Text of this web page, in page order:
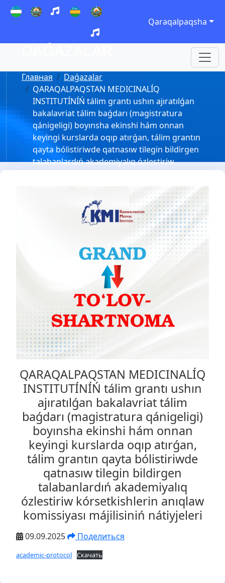
Qaraqalpaqsha
Главная
Daǵazalar
QARAQALPAQSTAN MEDICINALÍQ
INSTITUTÍNÍŃ tálim grantı ushın ajıratılǵan
bakalavriat tálim baǵdarı (magistratura
qánigeligi) boyınsha ekinshi hám onnan
keyingi kurslarda oqıp atırǵan, tálim grantın
qayta bólistiriwde qatnasıw tilegin bildirgen
talabanlardıń akademiyalıq ózlestiriw
kórsetkishlerin anıqlaw komissiyası
QARAQALPAQSTAN MEDICINALÍQ
INSTITUTÍNÍŃ tálim grantı ushın
ajıratılǵan bakalavriat tálim
baǵdarı (magistratura qánigeligi)
boyınsha ekinshi hám onnan
keyingi kurslarda oqıp atırǵan,
tálim grantın qayta bólistiriwde
qatnasıw tilegin bildirgen
talabanlardıń akademiyalıq
ózlestiriw kórsetkishlerin anıqlaw
komissiyası májilisiniń nátiyjeleri
09.09.2025 Поделиться
academic-protocol Скачать